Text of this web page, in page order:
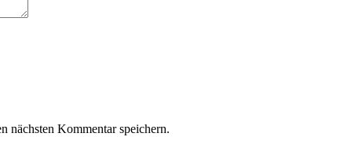
nächsten Kommentar speichern.